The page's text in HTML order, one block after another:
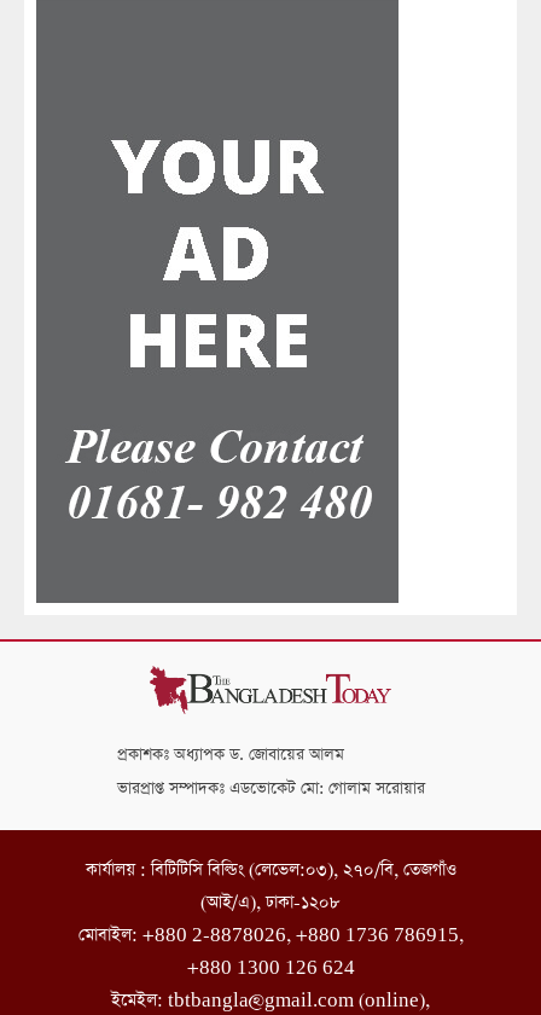
প্রকাশকঃ অধ্যাপক ড. জোবায়ের আলম
ভারপ্রাপ্ত সম্পাদকঃ এডভোকেট মো: গোলাম সরোয়ার
কার্যালয় : বিটিটিসি বিল্ডিং (লেভেল:০৩), ২৭০/বি, তেজগাঁও
(আই/এ), ঢাকা-১২০৮
মোবাইল: +880 2-8878026, +880 1736 786915,
+880 1300 126 624
ইমেইল: tbtbangla@gmail.com (online),